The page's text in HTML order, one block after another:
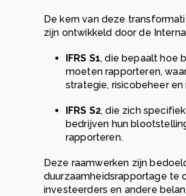
De kern van deze
zijn ontwikkeld door de
IFRS S1, die bepaalt hoe
moeten rapporteren,
strategie, risicobeheer
IFRS S2, die zich
bedrijven hun
rapporteren.
Deze raamwerken zijn
duurzaamheidsrapportage te
investeerders en andere